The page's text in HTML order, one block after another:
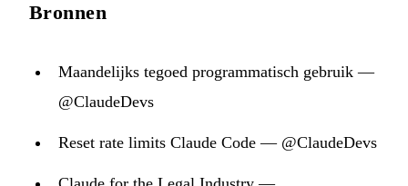
Bronnen
Maandelijks tegoed programmatisch gebruik —
@ClaudeDevs
Reset rate limits Claude Code — @ClaudeDevs